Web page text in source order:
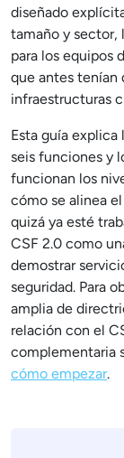
diseñado
tamaño y sector,
para los equipos
que antes tenían
infraestructuras
Esta guía explica
seis funciones y
funcionan los
cómo se alinea
quizá ya esté
CSF 2.0 como
demostrar
seguridad. Para
amplia de
relación con el
complementaria
cómo empezar.